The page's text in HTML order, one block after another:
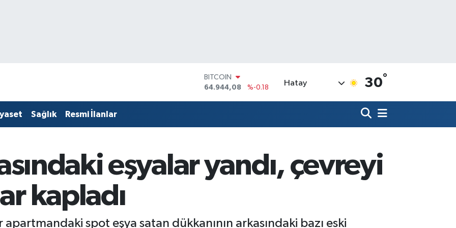
DOLAR
47,7436
%0.18
64,4811
%0.38
BİST100
13.779
%-14
BITCOIN
Hatay 30°
Sağlık Resmi İlanlar
eşyalar yandı, çevreyi
kapladı
spot eşya satan dükkanının arkasındaki bazı eski